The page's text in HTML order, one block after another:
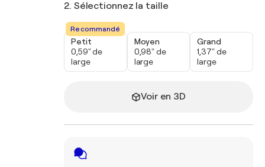
2. Sélectionnez la taille
Recommandé
Petit
0,59" de
large
Moyen
0,98" de
large
Grand
1,37" de
large
Voir en 3D